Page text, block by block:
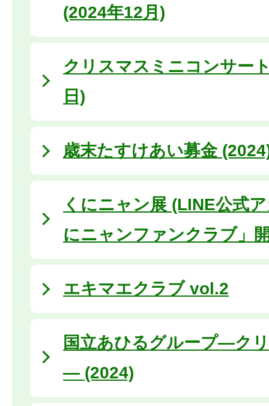
(2024年12月)
クリスマスミニコンサー
日)
歳末たすけあい募金
くにニャン展 (LINE公式
にニャンファンクラブ」
エキマエクラブ vol.2
国立あひるグループ―ク
― (2024)